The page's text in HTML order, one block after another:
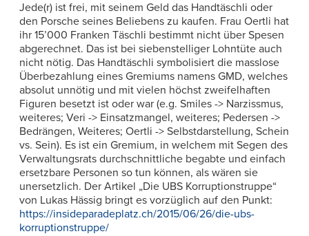
Jede(r) ist frei, mit seinem Geld das Handtäschli oder
den Porsche seines Beliebens zu kaufen. Frau Oertli hat
ihr 15’000 Franken Täschli bestimmt nicht über Spesen
abgerechnet. Das ist bei siebenstelliger Lohntüte auch
nicht nötig. Das Handtäschli symbolisiert die masslose
Überbezahlung eines Gremiums namens GMD, welches
absolut unnötig und mit vielen höchst zweifelhaften
Figuren besetzt ist oder war (e.g. Smiles -> Narzissmus,
weiteres; Veri -> Einsatzmangel, weiteres; Pedersen ->
Bedrängen, Weiteres; Oertli -> Selbstdarstellung, Schein
vs. Sein). Es ist ein Gremium, in welchem mit Segen des
Verwaltungsrats durchschnittliche begabte und einfach
ersetzbare Personen so tun können, als wären sie
unersetzlich. Der Artikel „Die UBS Korruptionstruppe“
von Lukas Hässig bringt es vorzüglich auf den Punkt:
https://insideparadeplatz.ch/2015/06/26/die-ubs-
korruptionstruppe/